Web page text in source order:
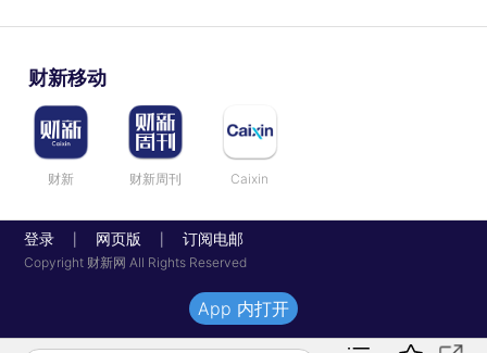
财新移动
财新 财新周刊 Caixin
登录 网页版 订阅电邮
Copyright 财新网 All Rights Reserved
App 内打开